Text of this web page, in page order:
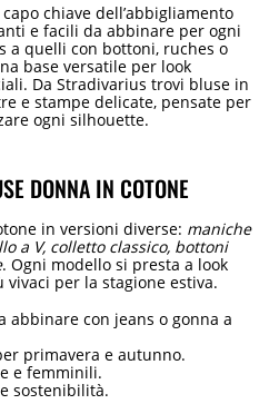
chiave dell’abbigliamento
e facili da abbinare per ogni
a quelli con bottoni, ruches o
base versatile per look
Da Stradivarius trovi bluse in
e stampe delicate, pensate per
ogni silhouette.
DONNA IN COTONE
in versioni diverse: maniche
a V, colletto classico, bottoni
. Ogni modello si presta a look
per la stagione estiva.
abbinare con jeans o gonna a
primavera e autunno.
e femminili.
sostenibilità.